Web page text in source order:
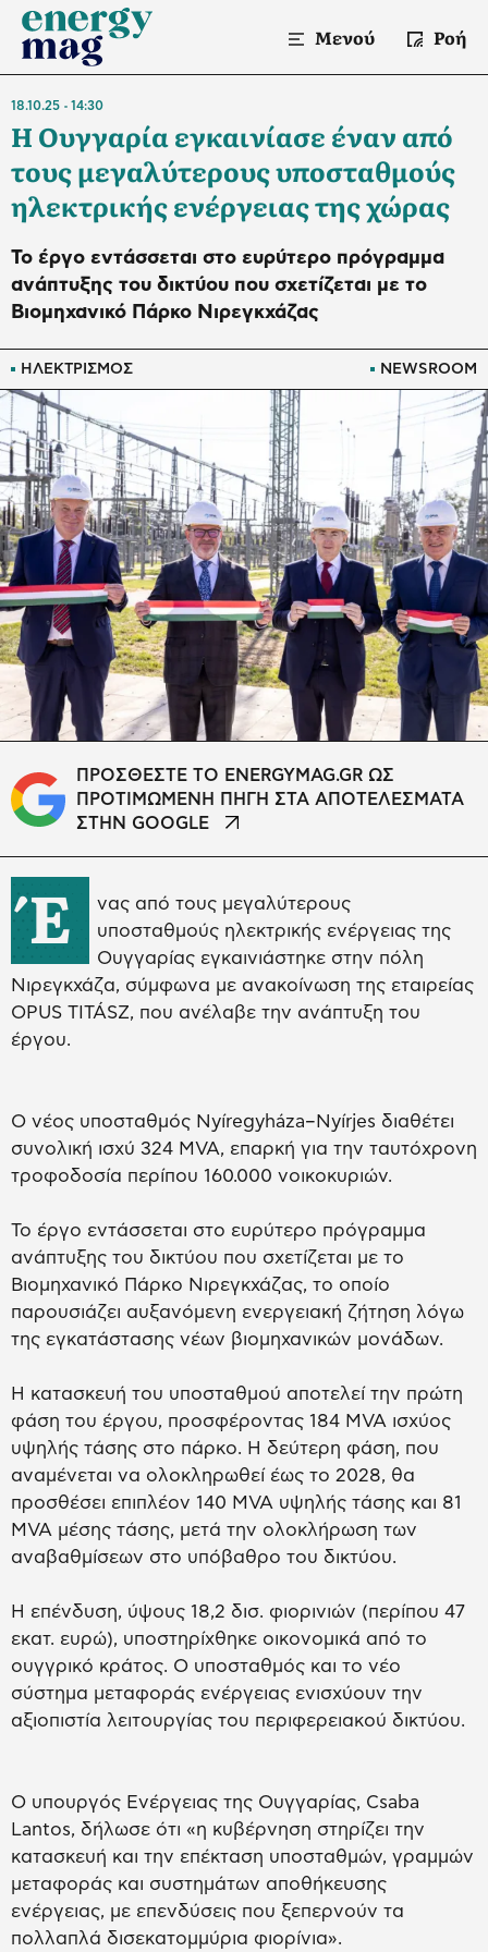
Μενού Ροή
ΗΛΕΚΤΡΙΣΜΟΣ NEWSROOM
18.10.25 14:30
Η Ουγγαρία εγκαινίασε έναν από
τους μεγαλύτερους υποσταθμούς
ηλεκτρικής ενέργειας της χώρας
Το έργο εντάσσεται στο ευρύτερο πρόγραμμα
ανάπτυξης του δικτύου που σχετίζεται με το
Βιομηχανικό Πάρκο Νιρεγκχάζας
ΠΡΟΣΘΕΣΤΕ ΤΟ ENERGYMAG.GR ΩΣ
ΠΡΟΤΙΜΩΜΕΝΗ ΠΗΓΗ ΣΤΑ ΑΠΟΤΕΛΕΣΜΑΤΑ
ΣΤΗΝ GOOGLE
Έ
νας από τους μεγαλύτερους
υποσταθμούς ηλεκτρικής ενέργειας της
Ουγγαρίας εγκαινιάστηκε στην πόλη
Νιρεγκχάζα, σύμφωνα με ανακοίνωση της εταιρείας
OPUS TITÁSZ, που ανέλαβε την ανάπτυξη του
έργου.
Ο νέος υποσταθμός Nyíregyháza–Nyírjes διαθέτει
συνολική ισχύ 324 MVA, επαρκή για την ταυτόχρονη
τροφοδοσία περίπου 160.000 νοικοκυριών.
Το έργο εντάσσεται στο ευρύτερο πρόγραμμα
ανάπτυξης του δικτύου που σχετίζεται με το
Βιομηχανικό Πάρκο Νιρεγκχάζας, το οποίο
παρουσιάζει αυξανόμενη ενεργειακή ζήτηση λόγω
της εγκατάστασης νέων βιομηχανικών μονάδων.
Η κατασκευή του υποσταθμού αποτελεί την πρώτη
φάση του έργου, προσφέροντας 184 MVA ισχύος
υψηλής τάσης στο πάρκο. Η δεύτερη φάση, που
αναμένεται να ολοκληρωθεί έως το 2028, θα
προσθέσει επιπλέον 140 MVA υψηλής τάσης και 81
MVA μέσης τάσης, μετά την ολοκλήρωση των
αναβαθμίσεων στο υπόβαθρο του δικτύου.
Η επένδυση, ύψους 18,2 δισ. φιορινιών (περίπου 47
εκατ. ευρώ), υποστηρίχθηκε οικονομικά από το
ουγγρικό κράτος. Ο υποσταθμός και το νέο
σύστημα μεταφοράς ενέργειας ενισχύουν την
αξιοπιστία λειτουργίας του περιφερειακού δικτύου.
Ο υπουργός Ενέργειας της Ουγγαρίας, Csaba
Lantos, δήλωσε ότι «η κυβέρνηση στηρίζει την
κατασκευή και την επέκταση υποσταθμών, γραμμών
μεταφοράς και συστημάτων αποθήκευσης
ενέργειας, με επενδύσεις που ξεπερνούν τα
πολλαπλά δισεκατομμύρια φιορίνια».